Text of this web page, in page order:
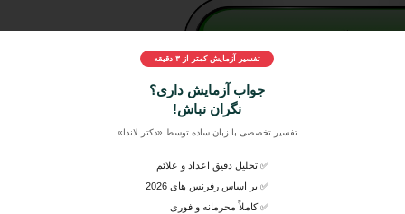
خود، آن‌ها را به راحتی در دکتر لاندا ارسال کنید و بصورت
را از پزشکان متخصص و عمومی بشنوید.
تفسیر آزمایش کمتر از ۳ دقیقه
جواب آزمایش داری؟
نگران نباش!
تفسیر تخصصی با زبان ساده توسط «دکتر لاندا»
✅ تحلیل دقیق اعداد و علائم
✅ بر اساس رفرنس های 2026
✅ کاملاً محرمانه و فوری